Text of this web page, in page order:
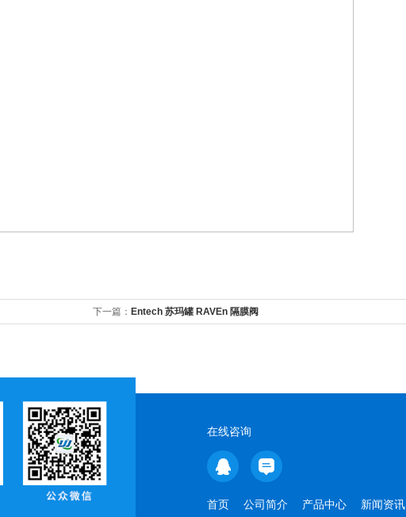
下一篇： Entech 苏玛罐 RAVEn 隔膜阀
在线咨询
首页 公司简介 产品中心 新闻资讯